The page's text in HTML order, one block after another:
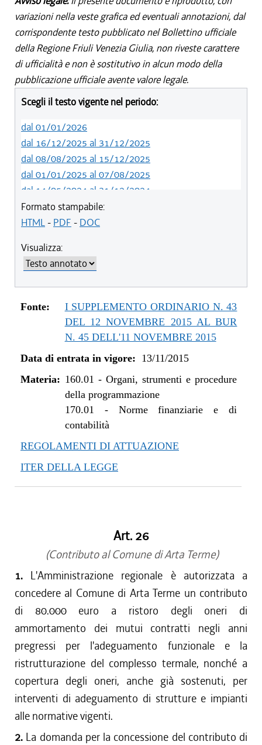
variazioni nella veste grafica ed eventuali annotazioni, dal
corrispondente testo pubblicato nel Bollettino ufficiale
della Regione Friuli Venezia Giulia, non riveste carattere
di ufficialità e non è sostitutivo in alcun modo della
pubblicazione ufficiale avente valore legale.
Scegli il testo vigente nel periodo:
dal 01/01/2026
dal 16/12/2025 al 31/12/2025
dal 08/08/2025 al 15/12/2025
dal 01/01/2025 al 07/08/2025
dal 14/05/2024 al 31/12/2024
dal 01/01/2024 al 13/05/2024
dal 01/01/2020 al 31/12/2023
dal 10/08/2019 al 18/12/2019
dal 01/01/2019 al 09/08/2019
dal 08/11/2018 al 31/12/2018
dal 29/03/2018 al 07/11/2018
dal 10/08/2017 al 28/03/2018
dal 01/06/2017 al 09/08/2017
dal 13/08/2016 al 08/01/2017
dal 13/01/2016 al 12/08/2016
dal 13/11/2015 al 12/01/2016
Formato stampabile:
HTML- PDF - DOC
Visualizza:
Fonte:
I SUPPLEMENTO ORDINARIO N. 43
DEL 12 NOVEMBRE 2015 AL BUR
N. 45 DELL'11 NOVEMBRE 2015
Data di entrata in vigore: 13/11/2015
Materia: 160.01 - Organi, strumenti e procedure
della programmazione
170.01 - Norme finanziarie e di
contabilità
REGOLAMENTI DI ATTUAZIONE
ITER DELLA LEGGE
Art. 26
(Contributo al Comune di Arta Terme)
1. L'Amministrazione regionale è autorizzata a
concedere al Comune di Arta Terme un contributo
di 80.000 euro a ristoro degli oneri di
ammortamento dei mutui contratti negli anni
pregressi per l'adeguamento funzionale e la
ristrutturazione del complesso termale, nonché a
copertura degli oneri, anche già sostenuti, per
interventi di adeguamento di strutture e impianti
alle normative vigenti.
2. La domanda per la concessione del contributo di